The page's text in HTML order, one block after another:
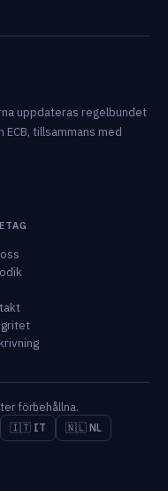
uppdateras regelbundet
tillsammans med
förbehållna.
🇮🇹 IT
🇳🇱 NL